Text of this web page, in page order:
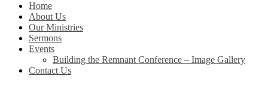
Home
About Us
Our Ministries
Sermons
Events
Building the Remnant Conference – Image Gallery
Contact Us